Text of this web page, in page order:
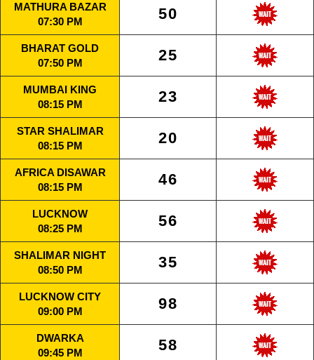
MATHURA BAZAR
07:30 PM
50
BHARAT GOLD
07:50 PM
25
MUMBAI KING
08:15 PM
23
STAR SHALIMAR
08:15 PM
20
AFRICA DISAWAR
08:15 PM
46
LUCKNOW
08:25 PM
56
SHALIMAR NIGHT
08:50 PM
35
LUCKNOW CITY
09:00 PM
98
DWARKA
09:45 PM
58